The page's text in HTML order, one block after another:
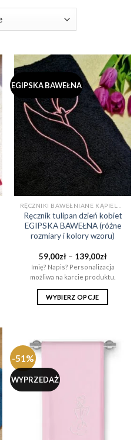
EGIPSKA BAWEŁNA
Ręcznik tulipan dzień kobiet
EGIPSKA BAWEŁNA (różne
rozmiary i kolory wzoru)
59,00zł – 139,00złZakres
cen:
od
59,00zł
do
Imię? Napis? Personalizacja
możliwa na karcie produktu.
WYBIERZ OPCJE
stronie
-51%
WYPRZEDAŻ